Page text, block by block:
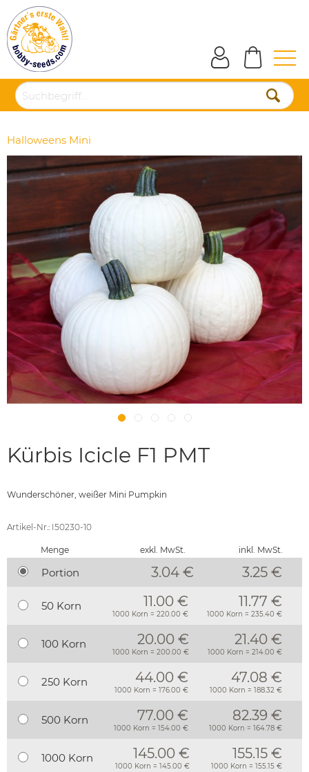
Halloweens Mini
Kürbis Icicle F1 PMT
Wunderschöner, weißer Mini Pumpkin
Artikel-Nr.: I50230-10
Menge exkl. MwSt. inkl. MwSt.
Portion 3.04 € 3.25 €
50 Korn 11.00 €
1000 Korn = 220.00 €
11.77 €
1000 Korn = 235.40 €
100 Korn 20.00 €
1000 Korn = 200.00 €
21.40 €
1000 Korn = 214.00 €
250 Korn 44.00 €
1000 Korn = 176.00 €
47.08 €
1000 Korn = 188.32 €
500 Korn 77.00 €
1000 Korn = 154.00 €
82.39 €
1000 Korn = 164.78 €
1000 Korn 145.00 €
1000 Korn = 145.00 €
155.15 €
1000 Korn = 155.15 €